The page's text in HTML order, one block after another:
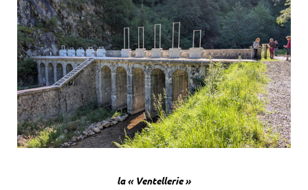
la « Ventellerie »